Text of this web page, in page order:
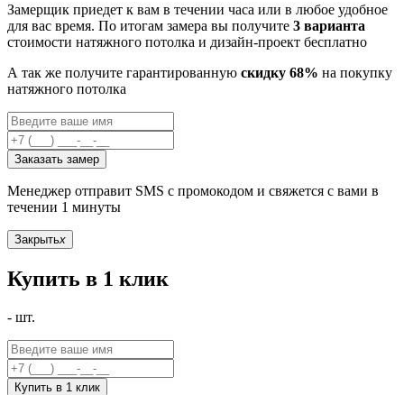
Замерщик приедет к вам в течении часа или в любое удобное
для вас время. По итогам замера вы получите 3 варианта
стоимости натяжного потолка и дизайн-проект бесплатно
А так же получите гарантированную скидку 68% на покупку
натяжного потолка
Заказать замер
Менеджер отправит SMS с промокодом и свяжется с вами в
течении 1 минуты
Закрытьx
Купить в 1 клик
- шт.
Купить в 1 клик